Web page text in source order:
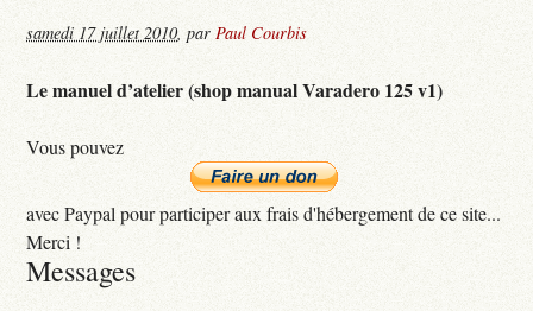
samedi 17 juillet 2010,parPaul Courbis
Le manuel d’atelier (shop manual Varadero 125 v1)
Vous pouvez
avec Paypal pour participer aux frais d'hébergement de ce site...
Merci !
Messages